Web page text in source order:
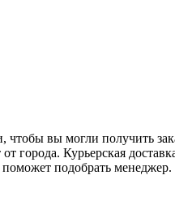
чтобы вы могли получить
города. Курьерская
подобрать менеджер.